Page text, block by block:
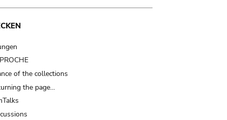
of the collections
the page…